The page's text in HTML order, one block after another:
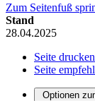
Zum Seitenfuß
Stand
28.04.2025
Seite drucken
Seite
Optionen